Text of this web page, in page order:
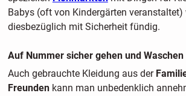
Babys (oft von Kindergärten veranstaltet)
diesbezüglich mit Sicherheit fündig.
Auf Nummer sicher gehen und Waschen
Auch gebrauchte Kleidung aus der
Freundenkann man unbedenklich